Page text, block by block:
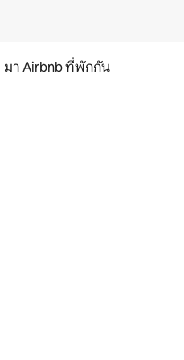
มา Airbnb ที่พักกัน